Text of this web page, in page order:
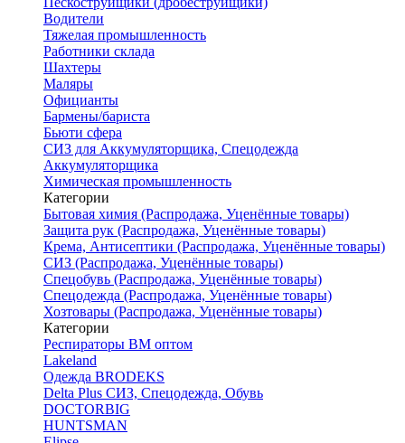
Водители
Тяжелая промышленность
Работники склада
Шахтеры
Маляры
Официанты
Бармены/бариста
Бьюти сфера
СИЗ для Аккумуляторщика, Спецодежда
Аккумуляторщика
Химическая промышленность
Категории
Бытовая химия (Распродажа, Уценённые товары)
Защита рук (Распродажа, Уценённые товары)
Крема, Антисептики (Распродажа, Уценённые товары)
СИЗ (Распродажа, Уценённые товары)
Спецобувь (Распродажа, Уценённые товары)
Спецодежда (Распродажа, Уценённые товары)
Хозтовары (Распродажа, Уценённые товары)
Категории
Респираторы ВМ оптом
Lakeland
Одежда BRODEKS
Delta Plus СИЗ, Спецодежда, Обувь
DOCTORBIG
HUNTSMAN